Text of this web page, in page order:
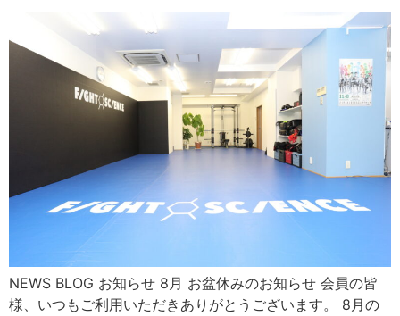
NEWS BLOG お知らせ 8月 お盆休みのお知らせ 会員の皆
様、いつもご利用いただきありがとうございます。 8月の